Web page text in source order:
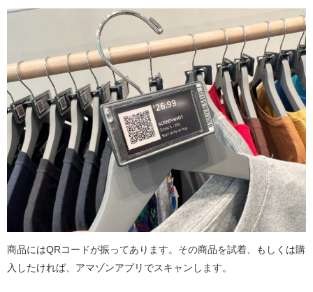
商品にはQRコードが振ってあります。その商品を試着、もしくは購
入したければ、アマゾンアプリでスキャンします。